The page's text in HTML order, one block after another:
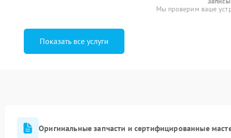
Мы проверим ваше
Показать все услуги
Оригинальные запчасти и сертифицированные